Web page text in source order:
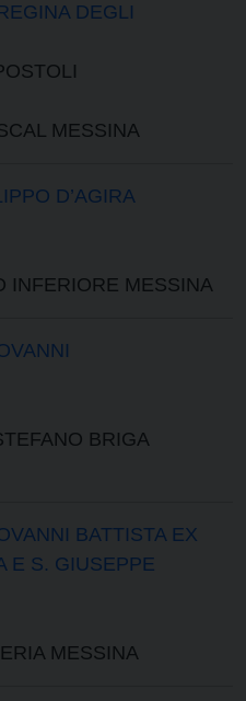
DEGLI
MESSINA
D’AGIRA
INFERIORE MESSINA
BRIGA
BATTISTA EX
E S. GIUSEPPE
MESSINA